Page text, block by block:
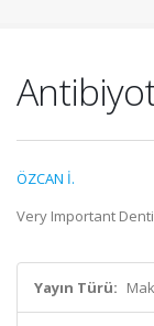
ÖZCAN İ.
Very Important
Yayın Türü: